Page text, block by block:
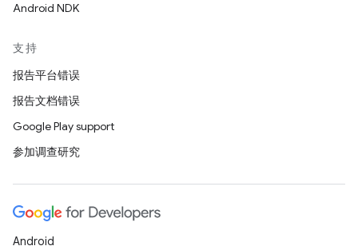
Android NDK
支持
报告平台错误
报告文档错误
Google Play support
参加调查研究
Android